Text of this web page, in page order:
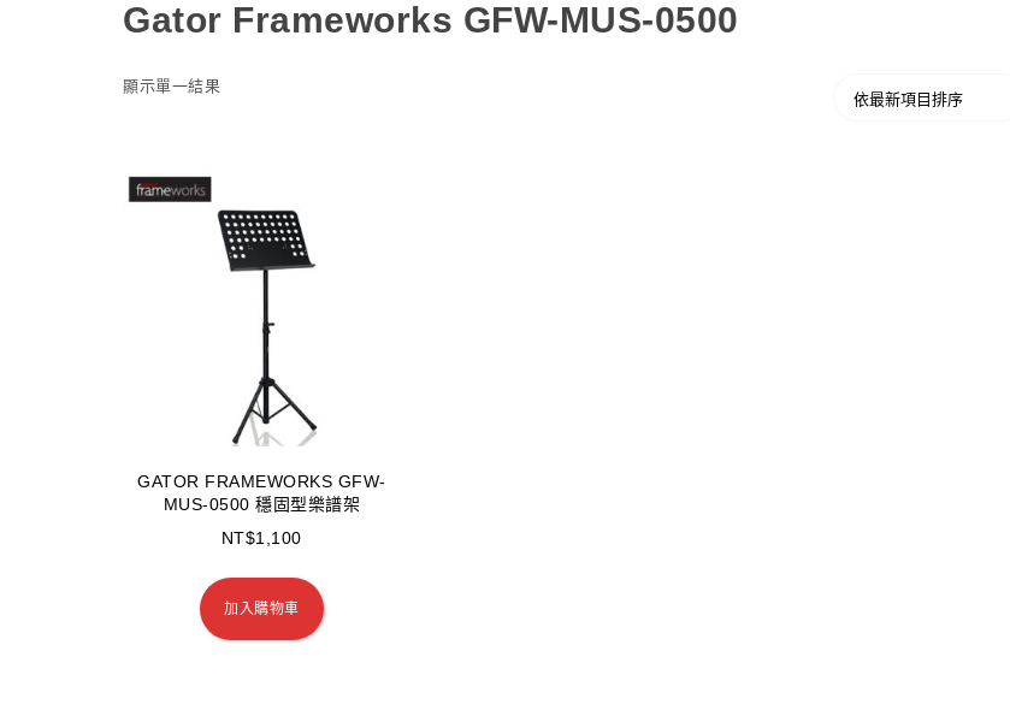
Gator Frameworks GFW-MUS-0500
顯示單一結果
GATOR FRAMEWORKS GFW-
MUS-0500 穩固型樂譜架
NT$1,100
加入購物車